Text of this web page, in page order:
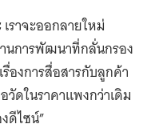
เราจะออกลายใหม่
นการพัฒนาที่กลั่นกรอง
องการสื่อสารกับลูกค้า
วัดในราคาแพงกว่าเดิม
ดีไซน์”